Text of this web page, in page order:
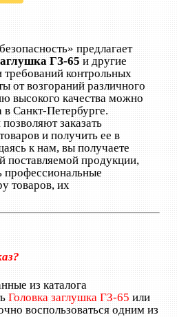
предлагает
ГЗ-65 и другие
требований контрольных
от возгораний различного
высокого качества можно
Санкт-Петербурге.
заказать
и получить ее в
к нам, вы получаете
поставляемой продукции,
профессиональные
товаров, их
из каталога
Головка заглушка ГЗ-65 или
воспользоваться одним из